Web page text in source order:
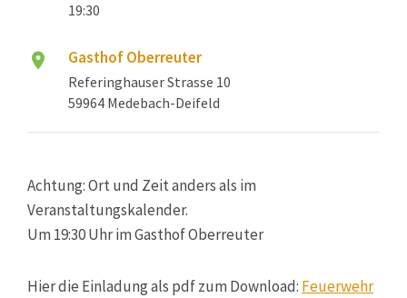
19:30
Gasthof Oberreuter
Referinghauser Strasse 10
59964 Medebach-Deifeld
Achtung: Ort und Zeit anders als im
Veranstaltungskalender.
Um 19:30 Uhr im Gasthof Oberreuter
Hier die Einladung als pdf zum Download: Feuerwehr